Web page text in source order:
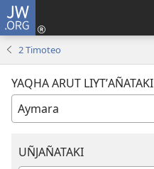
JW.ORG
2 Timoteo
YAQHA ARUT LIYTʼAÑATAKI
UÑJAÑATAKI